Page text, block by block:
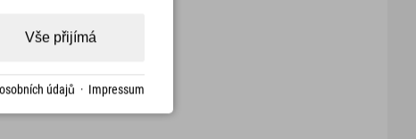
Vše přijímá
údajů · Impressum